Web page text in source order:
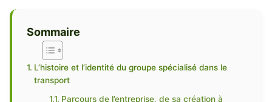
Sommaire
L’histoire et l’identité du groupe spécialisé dans le
transport
Parcours de l’entreprise, de sa création à